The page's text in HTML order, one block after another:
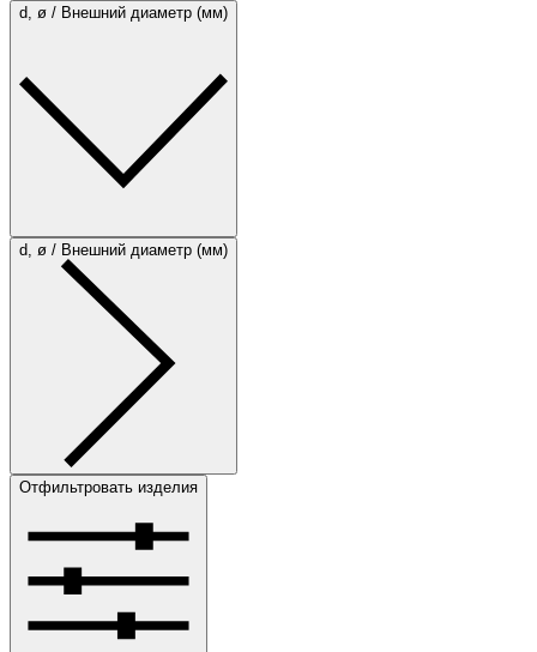
d, ø / Внешний диаметр (мм)
d, ø / Внешний диаметр (мм)
Отфильтровать изделия